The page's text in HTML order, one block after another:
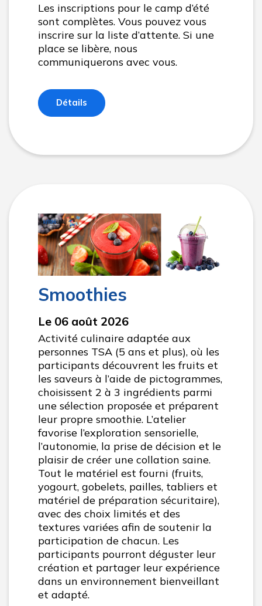
Les inscriptions pour le camp d’été
sont complètes. Vous pouvez vous
inscrire sur la liste d’attente. Si une
place se libère, nous
communiquerons avec vous.
Détails
Smoothies
Le 06 août 2026
Activité culinaire adaptée aux
personnes TSA (5 ans et plus), où les
participants découvrent les fruits et
les saveurs à l’aide de pictogrammes,
choisissent 2 à 3 ingrédients parmi
une sélection proposée et préparent
leur propre smoothie. L’atelier
favorise l’exploration sensorielle,
l’autonomie, la prise de décision et le
plaisir de créer une collation saine.
Tout le matériel est fourni (fruits,
yogourt, gobelets, pailles, tabliers et
matériel de préparation sécuritaire),
avec des choix limités et des
textures variées afin de soutenir la
participation de chacun. Les
participants pourront déguster leur
création et partager leur expérience
dans un environnement bienveillant
et adapté.